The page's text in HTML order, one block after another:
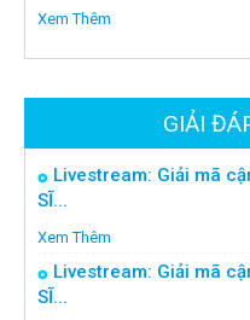
Xem Thêm
GIẢI
Livestream: Giải mã
SĨ...
Xem Thêm
Livestream: Giải mã
SĨ...